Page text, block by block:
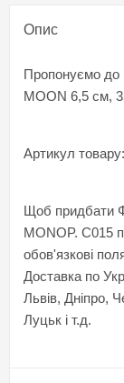
Опис
Пропонуємо до
MOON 6,5 см,
Артикул
Щоб придбати
MONOP. C015
обов'язкові
Доставка по
Львів, Дніпро,
Луцьк і т.д.